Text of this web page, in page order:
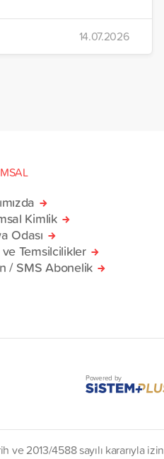
14.07.2026
Kimlik
Odası
Temsilcilikler
/ SMS Abonelik
Powered by
ve 2013/4588 sayılı kararıyla izin